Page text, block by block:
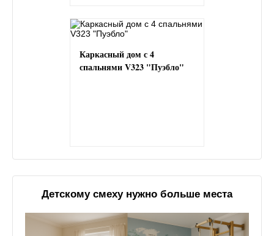
Каркасный дом с 4
спальнями V323 "Пуэбло"
Детскому смеху нужно больше места